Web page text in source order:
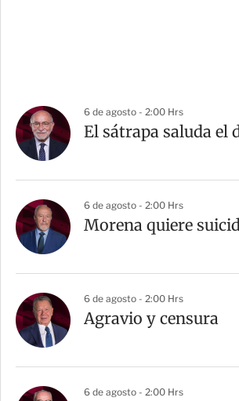
6 de agosto - 2:00 Hrs
El sátrapa saluda el
6 de agosto - 2:00 Hrs
Morena quiere
6 de agosto - 2:00 Hrs
Agravio y censura
6 de agosto - 2:00 Hrs